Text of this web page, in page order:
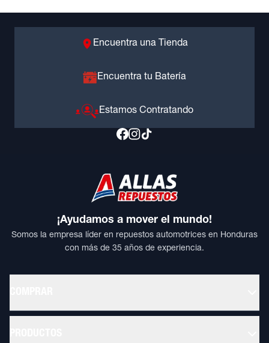
Encuentra una Tienda
Encuentra tu Batería
Estamos Contratando
¡Ayudamos a mover el mundo!
Somos la empresa líder en repuestos automotrices en Honduras
con más de 35 años de experiencia.